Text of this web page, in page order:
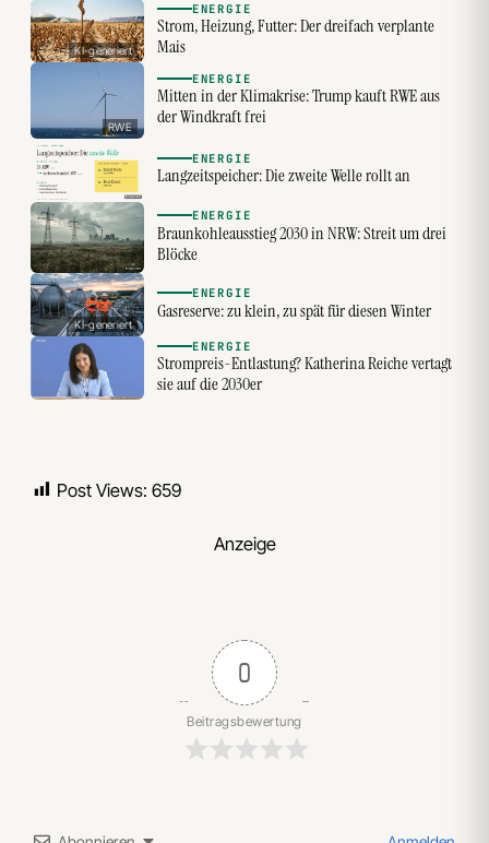
KI-generiert
ENERGIE
Strom, Heizung, Futter: Der dreifach verplante
Mais
RWE
ENERGIE
Mitten in der Klimakrise: Trump kauft RWE aus
der Windkraft frei
ENERGIE
Langzeitspeicher: Die zweite Welle rollt an
ENERGIE
Braunkohleausstieg 2030 in NRW: Streit um drei
Blöcke
KI-generiert
ENERGIE
Gasreserve: zu klein, zu spät für diesen Winter
ENERGIE
Strompreis-Entlastung? Katherina Reiche vertagt
sie auf die 2030er
Post Views: 659
Anzeige
0
Beitragsbewertung